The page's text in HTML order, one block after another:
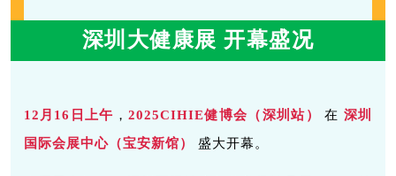
深圳大健康展开幕盛况
12 月 16 日上午 ，2025CIHIE健博会（深圳站） 在深圳
国际会展中心（宝安新馆）
盛大开幕。